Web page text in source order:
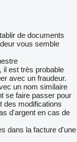
de documents
vous semble
il est très probable
avec un fraudeur.
un nom similaire
se faire passer pour
des modifications
d'argent en cas de
dans la facture d'une